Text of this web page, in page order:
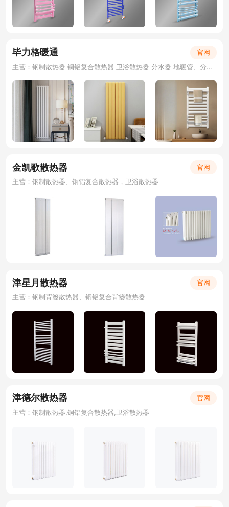
毕力格暖通
官网
主营：钢制散热器 铜铝复合散热器 卫浴散热器 分水器 地暖管、分水器、套阀
金凯歌散热器
官网
主营：钢制散热器、铜铝复合散热器，卫浴散热器
津星月散热器
官网
主营：钢制背篓散热器、铜铝复合背篓散热器
津德尔散热器
官网
主营：钢制散热器,铜铝复合散热器,卫浴散热器